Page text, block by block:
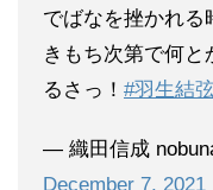
でばなを挫かれる
きもち次第で何と
るさっ！ #羽生結
— 織田信成
December 7, 2021